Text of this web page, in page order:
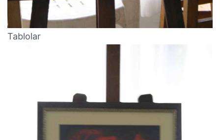
Tablolar